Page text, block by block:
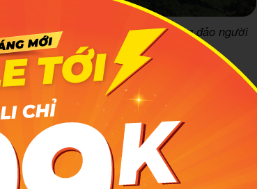
thiên nhiên tuyệt sắc thu hút đông đảo người
tham quan
phá thành phố Davao
quanh năm, nhiệt độ trung bình dễ chịu dao
MIA.vn, để tận hưởng trọn vẹn các hoạt động
để du lịch Davao là từ tháng 11 đến tháng 4 khi
cho việc tham quan các đảo, leo núi hay đi bộ